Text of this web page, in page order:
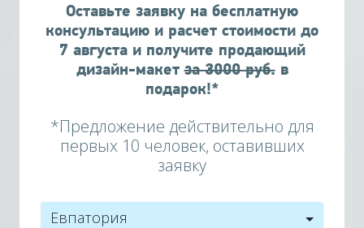
Оставьте заявку на бесплатную
консультацию и расчет стоимости до
7 августаи получите продающий
дизайн-макетза 3000 руб.в
подарок!*
*Предложение действительно для
первых 10 человек, оставивших
заявку
Евпатория